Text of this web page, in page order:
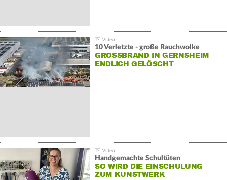
10 Verletzte - große Rauchwolke
GROSSBRAND IN GERNSHEIM E
NDLICH GELÖSCHT
Handgemachte Schultüten
SO WIRD DIE EINSCHULUNG
ZUM KUNSTWERK